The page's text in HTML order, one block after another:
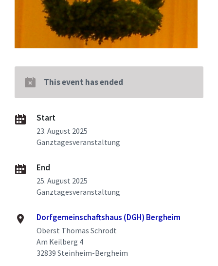
This event has ended
Start
23. August 2025
Ganztagesveranstaltung
End
25. August 2025
Ganztagesveranstaltung
Dorfgemeinschaftshaus (DGH) Bergheim
Oberst Thomas Schrodt
Am Keilberg 4
32839 Steinheim-Bergheim